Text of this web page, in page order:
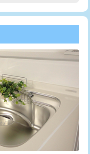
22,000円
3,300円
5,500円
5,500円
11,000円
+3,300円
33,000円
8,800円
11,000円
22,000円